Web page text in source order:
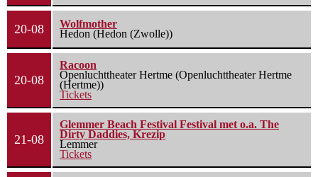
20-08
Wolfmother
Hedon (Hedon (Zwolle))
20-08
Racoon
Openluchttheater Hertme (Openluchttheater Hertme
(Hertme))
Tickets
21-08
Glemmer Beach Festival Festival met o.a. The
Dirty Daddies, Krezip
Lemmer
Tickets